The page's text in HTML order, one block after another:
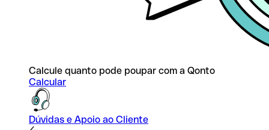
Calcule quanto pode poupar com a Qonto
Calcular
Dúvidas e Apoio ao Cliente